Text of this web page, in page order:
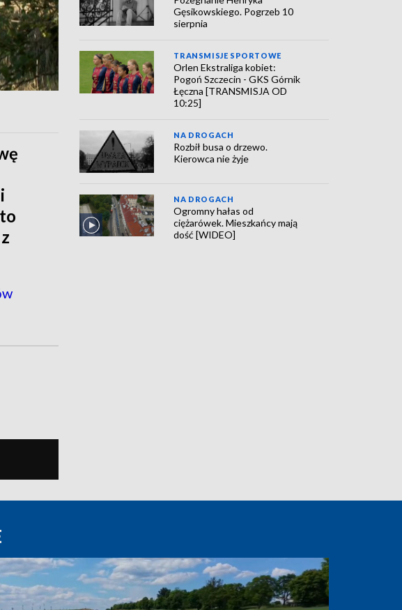
Gęsikowskiego. Pogrzeb 10
sierpnia
TRANSMISJE SPORTOWE
Orlen Ekstraliga kobiet:
Pogoń Szczecin - GKS Górnik
Łęczna [TRANSMISJA OD
10:25]
NA DROGACH
Rozbił busa o drzewo.
Kierowca nie żyje
NA DROGACH
Ogromny hałas od
ciężarówek. Mieszkańcy mają
dość [WIDEO]